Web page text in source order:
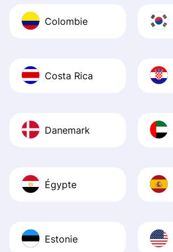
Colombie
Costa Rica
Danemark
Égypte
Estonie